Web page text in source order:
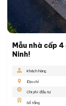
Mẫu nhà cấp
Ninh!
Khách hàng
Địa chỉ
Chi phí đầu tư
Số tầng